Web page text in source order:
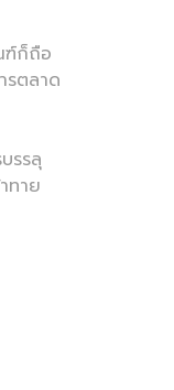
ฑ์ก็ถือ
รตลาด
รรลุ
ทาย